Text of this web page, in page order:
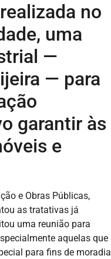
no
uma
—
— para
garantir às
e
e Obras Públicas,
as tratativas já
uma reunião para
aquelas que
para fins de moradia